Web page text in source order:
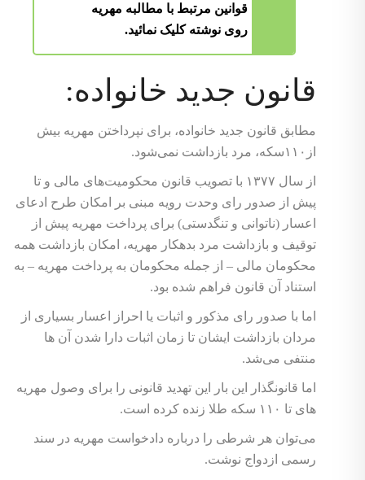
قوانین مرتبط با مطالبه مهریه
روی نوشته کلیک نمائید.
قانون جدید خانواده:
مطابق قانون جدید خانواده، برای نپرداختن مهریه بیش
از۱۱۰سکه، مرد بازداشت نمی‌شود.
از سال ۱۳۷۷ با تصویب قانون محکومیت‌های مالی و تا
پیش از صدور رای وحدت رویه مبنی بر امکان طرح ادعای
اعسار (ناتوانی و تنگدستی) برای پرداخت مهریه پیش از
توقیف و بازداشت مرد بدهکار مهریه، امکان بازداشت همه
محکومان مالی – از جمله محکومان به پرداخت مهریه – به
استناد آن قانون فراهم شده بود.
اما با صدور رای مذکور و اثبات یا احراز اعسار بسیاری از
مردان بازداشت ایشان تا زمان اثبات دارا شدن آن ها
منتفی می‌شد.
اما قانونگذار این بار این تهدید قانونی را برای وصول مهریه
های تا ۱۱۰ سکه طلا زنده کرده است.
می‌توان هر شرطی را درباره دادخواست مهریه در سند
رسمی ازدواج نوشت.